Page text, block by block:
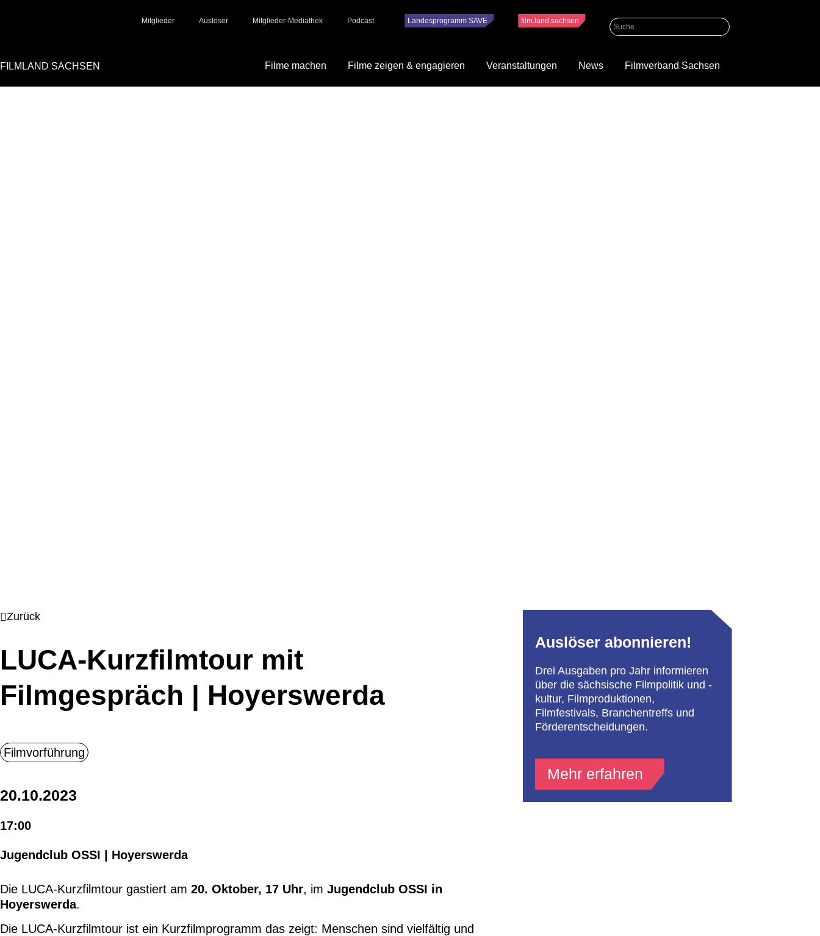
Mitglieder Auslöser Mitglieder-Mediathek Podcast Landesprogramm SAVE film.land.sachsen
FILMLAND SACHSEN Filme machen Filme zeigen & engagieren Veranstaltungen News Filmverband Sachsen
Zurück
LUCA-Kurzfilmtour mit
Filmgespräch | Hoyerswerda
20.10.2023
17:00
Jugendclub OSSI | Hoyerswerda
Die LUCA-Kurzfilmtour gastiert am 20. Oktober, 17 Uhr, im Jugendclub OSSI in
Hoyerswerda.
Die LUCA-Kurzfilmtour ist ein Kurzfilmprogramm das zeigt: Menschen sind vielfältig und
Auslöser abonnieren!
Drei Ausgaben pro Jahr informieren
über die sächsische Filmpolitik und -
kultur, Filmproduktionen,
Filmfestivals, Branchentreffs und
Förderentscheidungen.
Mehr erfahren